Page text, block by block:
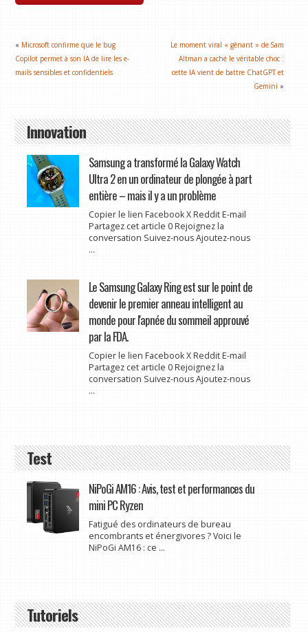
« Microsoft confirme que le bug
Copilot permet à son IA de lire les e-
mails sensibles et confidentiels
Le moment viral « gênant » de Sam
Altman a caché le véritable choc :
cette IA vient de battre ChatGPT et
Gemini »
Innovation
Samsung a transformé la Galaxy Watch
Ultra 2 en un ordinateur de plongée à part
entière – mais il y a un problème
Copier le lien Facebook X Reddit E-mail
Partagez cet article 0 Rejoignez la
conversation Suivez-nous Ajoutez-nous
...
Le Samsung Galaxy Ring est sur le point de
devenir le premier anneau intelligent au
monde pour l'apnée du sommeil approuvé
par la FDA.
Copier le lien Facebook X Reddit E-mail
Partagez cet article 0 Rejoignez la
conversation Suivez-nous Ajoutez-nous
...
Test
NiPoGi AM16 : Avis, test et performances du
mini PC Ryzen
Fatigué des ordinateurs de bureau
encombrants et énergivores ? Voici le
NiPoGi AM16 : ce ...
Tutoriels